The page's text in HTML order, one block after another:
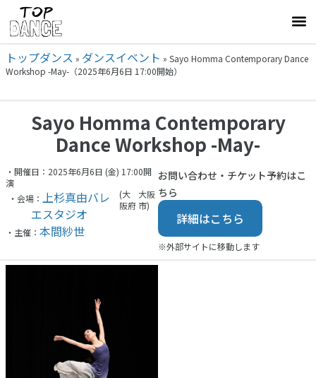
トップダンス » ダンスイベント » Sayo Homma Contemporary Dance
Workshop -May-（2025年6月6日 17:00開始）
Sayo Homma Contemporary
Dance Workshop -May-
・開催日：2025年6月6日 (金) 17:00開
演
・会場： 上杉真由バレ
エスタジオ
(大
阪府
大阪
市)
・主催： 本間紗世
お問い合わせ・チケット予約はこ
ちら
詳細はこちら
※外部サイトに移動します